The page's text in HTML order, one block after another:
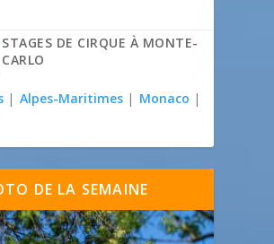
STAGES DE CIRQUE À MONTE-
CARLO
| Alpes-Maritimes | Monaco |
DE LA SEMAINE